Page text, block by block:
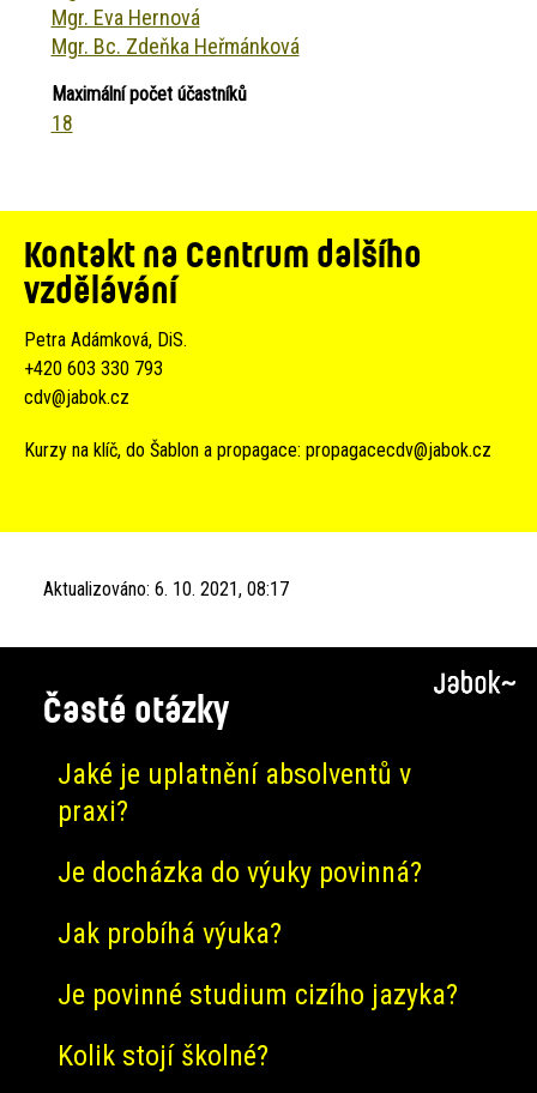
Mgr. Eva Hernová
Mgr. Bc. Zdeňka Heřmánková
Maximální počet účastníků
18
Kontakt na Centrum dalšího
vzdělávání
Petra Adámková, DiS.
+420 603 330 793
cdv@jabok.cz
Kurzy na klíč, do Šablon a propagace: propagacecdv@jabok.cz
Aktualizováno: 6. 10. 2021, 08:17
Časté otázky
Jaké je uplatnění absolventů v
praxi?
Je docházka do výuky povinná?
Jak probíhá výuka?
Je povinné studium cizího jazyka?
Kolik stojí školné?